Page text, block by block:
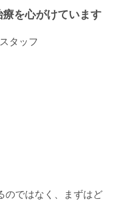
を心がけています
のではなく、まずはど